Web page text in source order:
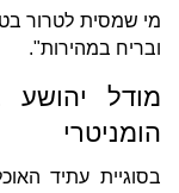
מי שמסית לטרור
ובריח במהירות".
מודל יהושע
הומניטרי
בסוגיית עתיד